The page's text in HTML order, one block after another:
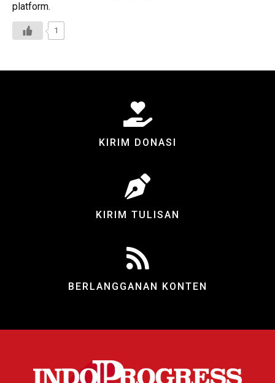
platform.
1
KIRIM DONASI
KIRIM TULISAN
BERLANGGANAN KONTEN